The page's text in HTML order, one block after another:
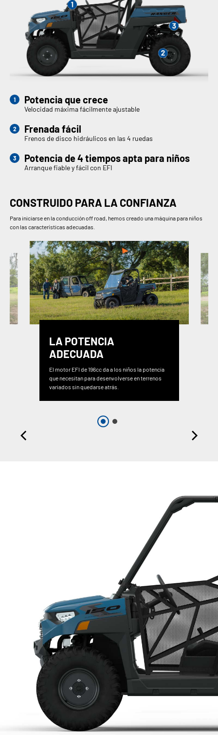
Potencia que crece
Velocidad máxima fácilmente ajustable
Frenada fácil
Frenos de disco hidráulicos en las 4 ruedas
Potencia de 4 tiempos apta para niños
Arranque fiable y fácil con EFI
CONSTRUIDO PARA LA CONFIANZA
Para iniciarse en la conducción off road, hemos creado una máquina para niños
con las características adecuadas.
LA POTENCIA
ADECUADA
El motor EFI de 196cc da a los niños la potencia
que necesitan para desenvolverse en terrenos
variados sin quedarse atrás.